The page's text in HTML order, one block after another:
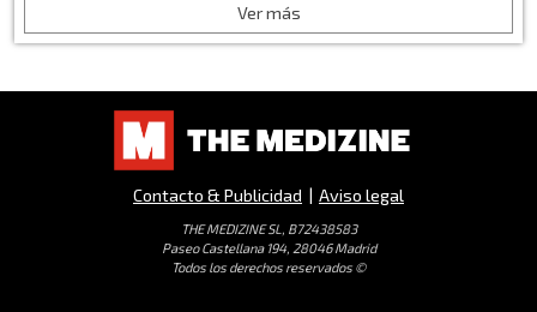
Ver más
Contacto & Publicidad | Aviso legal
THE MEDIZINE SL, B72438583
Paseo Castellana 194, 28046 Madrid
Todos los derechos reservados ©